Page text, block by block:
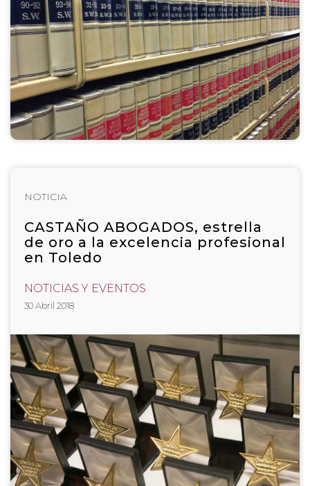
NOTICIA
CASTAÑO ABOGADOS, estrella
de oro a la excelencia profesional
en Toledo
NOTICIAS Y EVENTOS
30 Abril 2018